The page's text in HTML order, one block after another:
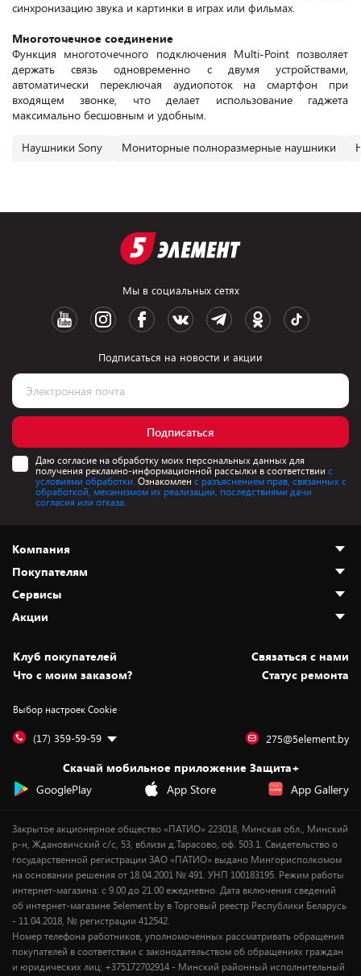
синхронизацию звука и картинки в играх или фильмах.
Многоточечное соединение
Функция многоточечного подключения Multi-Point позволяет
держать связь одновременно с двумя устройствами,
автоматически переключая аудиопоток на смартфон при
входящем звонке, что делает использование гаджета
максимально бесшовным и удобным.
Наушники Sony Мониторные полноразмерные наушники
Мы в социальных сетях
Подписаться на новости и акции
Подписаться
Даю согласие на обработку моих персональных данных для
получения рекламно-информационной рассылки в соответствии с
условиями обработки. Ознакомлен с разъяснением прав, связанных с
обработкой, механизмом их реализации, последствиями дачи
согласия или отказа.
Компания
О нас
Адреса магазинов
Новости
Статьи и обзоры
Вакансии
Дай пять добру!
Покупателям
Как сделать заказ
Оплата и доставка
Безналичный расчёт
Обмен и возврат товара
Обработка персональных данных
Подарочные карты
Сервисы
Установка техники
Для игровых консолей
Для мобильных устройств
Для компьютеров
Сервисные центры
Акции
Скидки и промокоды
Белорусские товары
Бонусы
Оплата частями
Новинки
Клуб покупателей
Cвязаться с нами
Что с моим заказом?
Статус ремонта
Выбор настроек Cookie
(17) 359-59-59 275@5element.by
Скачай мобильное приложение Защита+
GooglePlay
App Store App Gallery
Закрытое акционерное общество «ПАТИО» 223018, Минская обл., Минский
р-н, Ждановичский с/с, 53, вблизи д.Тарасово, оф. 503.1. Свидетельство о
государственной регистрации ЗАО «ПАТИО» выдано Мингорисполкомом
на основании решения от 18.04.2001 № 491. УНП 100183195. Режим работы
интернет-магазина: с 9.00 до 21.00 ежедневно. Дата включения сведений
об интернет-магазине 5element.by в Торговый реестр Республики Беларусь
- 11.04.2018, № регистрации 412542.
Номер телефона работников, уполномоченных рассматривать обращения
покупателей в соответствии с законодательством об обращениях граждан
и юридических лиц: +375172702914 - Минский районный исполнительный